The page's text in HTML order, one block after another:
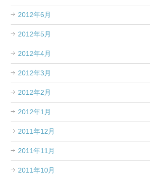
2012年6月
2012年5月
2012年4月
2012年3月
2012年2月
2012年1月
2011年12月
2011年11月
2011年10月